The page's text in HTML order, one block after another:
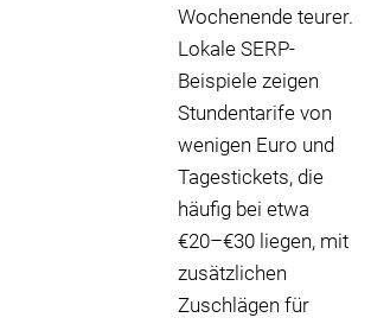
Wochenende teurer.
Lokale SERP-
Beispiele zeigen
Stundentarife von
wenigen Euro und
Tagestickets, die
häufig bei etwa
€20–€30 liegen, mit
zusätzlichen
Zuschlägen für